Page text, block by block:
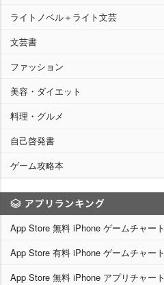
ライトノベル＋ライト文芸
文芸書
ファッション
美容・ダイエット
料理・グルメ
自己啓発書
ゲーム攻略本
App Store 無料 iPhone ゲームチャート
App Store 有料 iPhone ゲームチャート
App Store 無料 iPhone アプリチャート